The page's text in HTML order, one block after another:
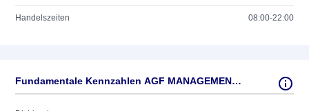
Handelszeiten 08:00-22:00
Fundamentale Kennzahlen AGF MANAGEMENT 'B'